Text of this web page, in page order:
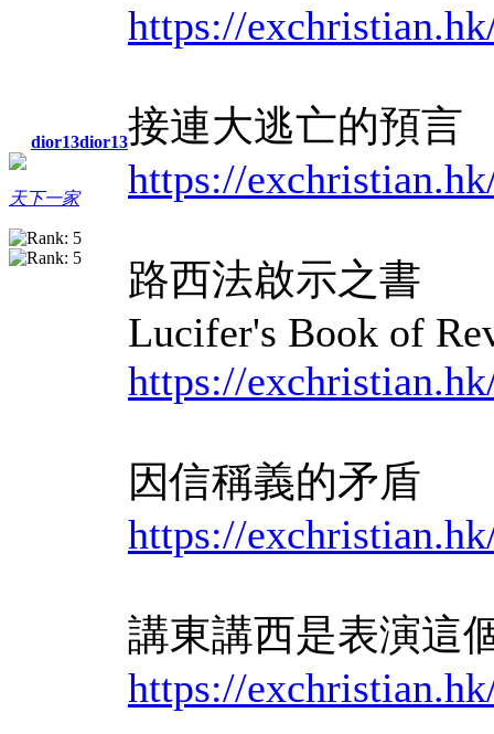
dior13dior13
天下一家
https://
接連大逃亡的預言
https://
路西法啟示之書
Lucifer's Book of
https://
因信稱義的矛盾
https://
講東講西是表演這
https://